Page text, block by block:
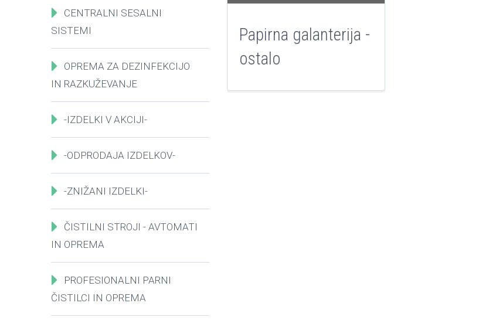
Papirna galanterija -
ostalo
CENTRALNI SESALNI
SISTEMI
OPREMA ZA DEZINFEKCIJO
IN RAZKUŽEVANJE
-IZDELKI V AKCIJI-
-ODPRODAJA IZDELKOV-
-ZNIŽANI IZDELKI-
ČISTILNI STROJI - AVTOMATI
IN OPREMA
PROFESIONALNI PARNI
ČISTILCI IN OPREMA